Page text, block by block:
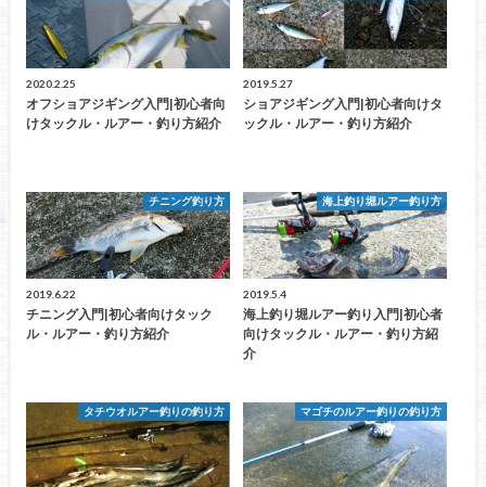
2020.2.25
オフショアジギング入門|初心者向
けタックル・ルアー・釣り方紹介
2019.5.27
ショアジギング入門|初心者向けタ
ックル・ルアー・釣り方紹介
チニング釣り方
2019.6.22
チニング入門|初心者向けタック
ル・ルアー・釣り方紹介
海上釣り堀ルアー釣り方
2019.5.4
海上釣り堀ルアー釣り入門|初心者
向けタックル・ルアー・釣り方紹
介
タチウオルアー釣りの釣り方 マゴチのルアー釣りの釣り方